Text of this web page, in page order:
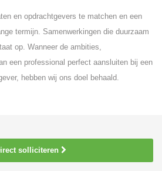
en opdrachtgevers te matchen en een
termijn. Samenwerkingen die duurzaam
op. Wanneer de ambities,
een professional perfect aansluiten bij een
hebben wij ons doel behaald.
solliciteren